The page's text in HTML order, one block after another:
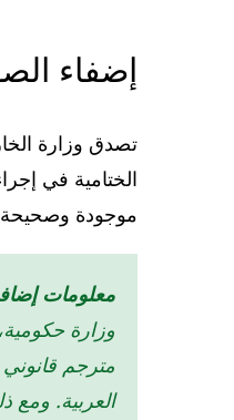
إضفاء
تصدق وزارة
الختامية في
موجودة وصحيحة.
معلومات
وزارة
مترجم
العربية.